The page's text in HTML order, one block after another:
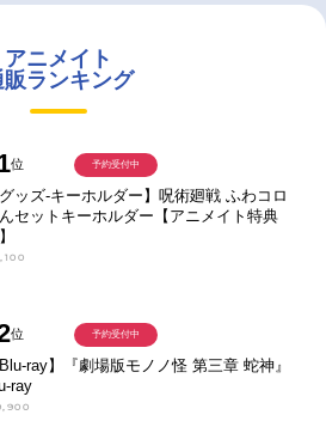
アニメイト
販ランキング
位
グッズ-キーホルダー】呪術廻戦 ふわコロ
セットキーホルダー【アニメイト特典
予約受付中
位
Blu-ray】『劇場版モノノ怪 第三章 蛇神』
ray
予約受付中